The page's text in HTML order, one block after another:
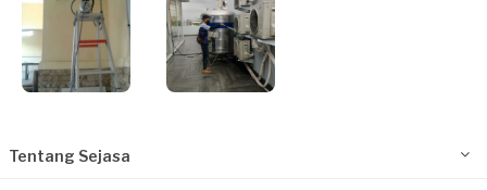
Tentang Sejasa